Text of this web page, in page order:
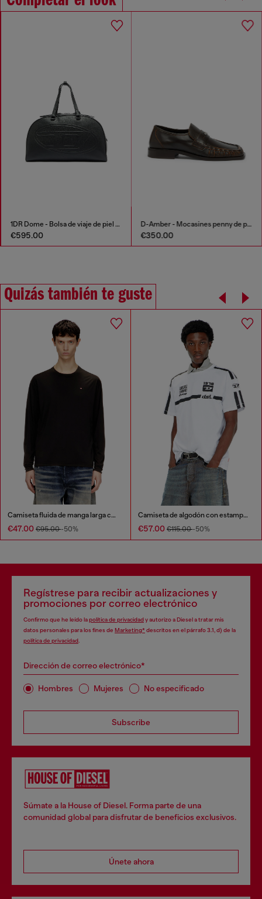
1DR Dome - Bolsa de viaje de piel con Logo Oval D
€595.00
D-Amber - Mocasines penny de piel
€350.00
Quizás también te guste
Camiseta fluida de manga larga con microbordado
€47.00 €95.00-50%
Camiseta de algodón con estampados gráficos en contraste
€57.00 €115.00-50%
Regístrese para recibir actualizaciones y
promociones por correo electrónico
Confirmo que he leído lapolítica de privacidady autorizo a Diesel a tratar mis
datos personales para los fines de Marketing*descritos en el párrafo 3.1, d) de la
política de privacidad
Dirección de correo electrónico*
Hombres Mujeres No especificado
Subscribe
Súmate a la House of Diesel. Forma parte de una
comunidad global para disfrutar de beneficios exclusivos.
Únete ahora